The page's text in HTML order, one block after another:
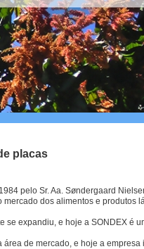
pelo Sr. Aa. Søndergaard
mercado dos alimentos e produtos
se expandiu, e hoje a SONDEX é
de mercado, e hoje a
placas